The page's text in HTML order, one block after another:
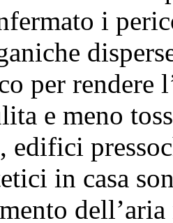
i
per rendere
e meno
edifici
in casa